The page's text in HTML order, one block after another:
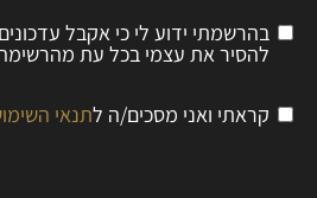
בהרשמתי ידוע לי כי אקבל
להסיר את עצמי בכל עת
קראתי ואני מסכים/ה לתנאי